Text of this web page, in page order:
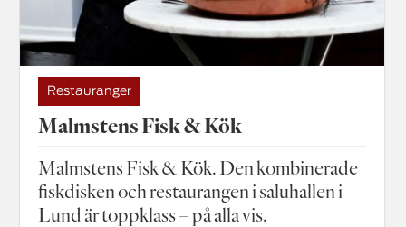
Restauranger
Malmstens Fisk & Kök
Malmstens Fisk & Kök. Den kombinerade
fiskdisken och restaurangen i saluhallen i
Lund är toppklass – på alla vis.